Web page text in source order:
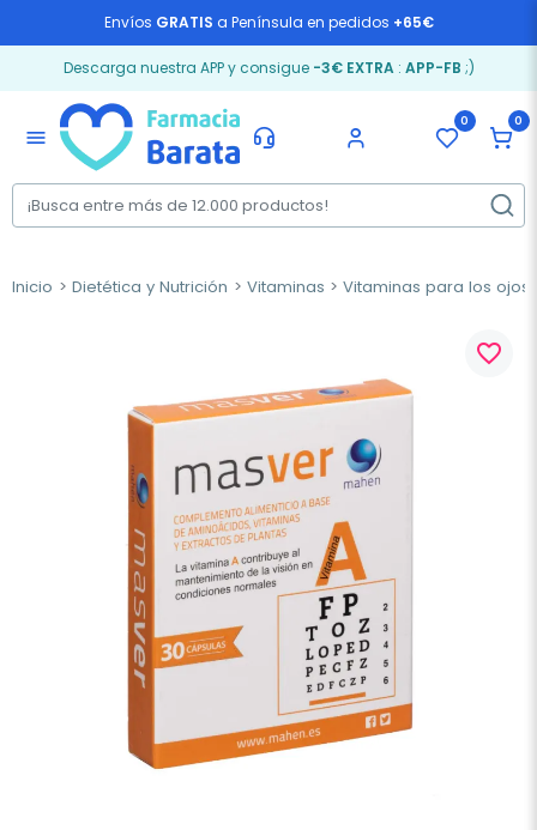
Envíos GRATIS a Península en pedidos +65€
Descarga nuestra APP y consigue -3€ EXTRA: APP-FB ;)
menu
0 0
Inicio Dietética y Nutrición Vitaminas Vitaminas para los ojos
favorite_border